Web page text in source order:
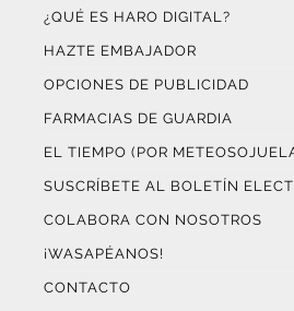
¿QUÉ ES HARO DIGITAL?
HAZTE EMBAJADOR
OPCIONES DE PUBLICIDAD
FARMACIAS DE GUARDIA
EL TIEMPO (POR
SUSCRÍBETE AL BOLETÍN
COLABORA CON NOSOTROS
¡WASAPÉANOS!
CONTACTO